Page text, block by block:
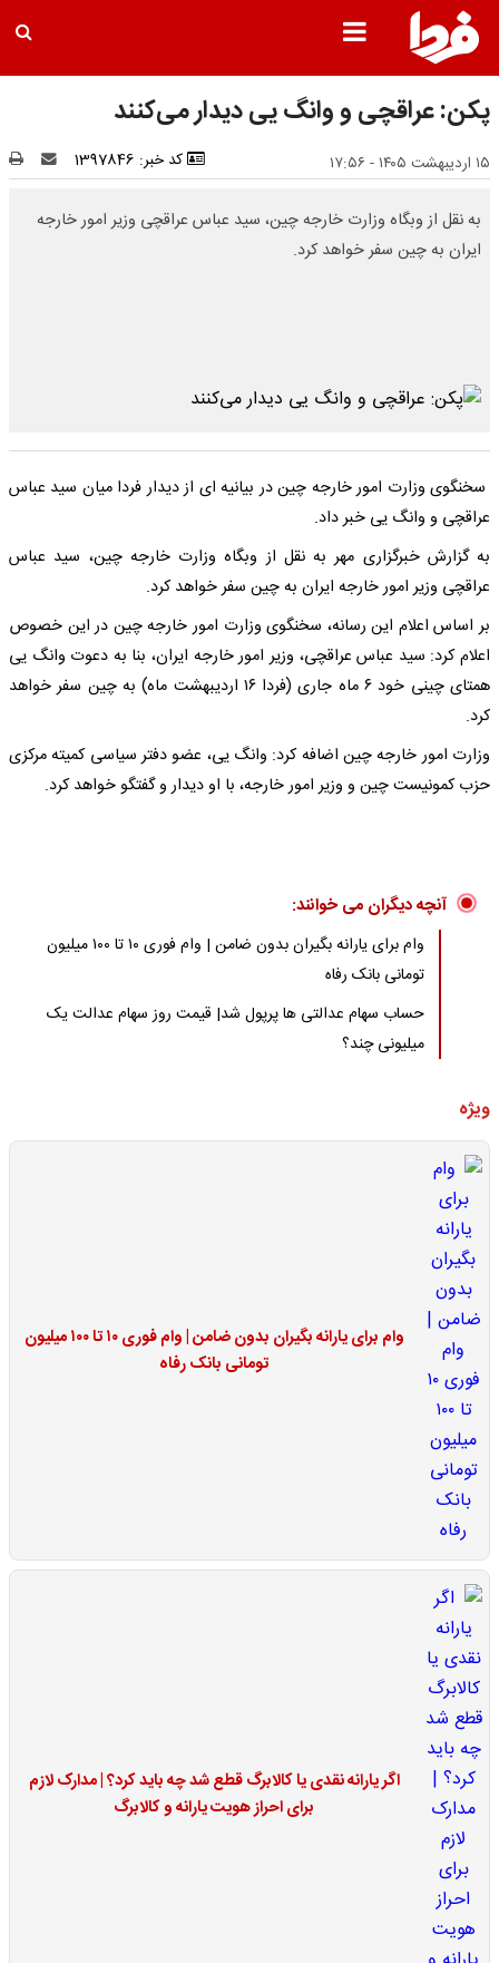
پکن: عراقچی و وانگ یی دیدار می‌کنند
۱۵ اردیبهشت ۱۴۰۵ - ۱۷:۵۶ کد خبر: 1397846
به نقل از وبگاه وزارت خارجه چین، سید عباس عراقچی وزیر امور خارجه
ایران به چین سفر خواهد کرد.
سخنگوی وزارت امور خارجه چین در بیانیه ای از دیدار فردا میان سید عباس
عراقچی و وانگ یی خبر داد.
به گزارش خبرگزاری مهر به نقل از وبگاه وزارت خارجه چین، سید عباس
عراقچی وزیر امور خارجه ایران به چین سفر خواهد کرد.
بر اساس اعلام این رسانه، سخنگوی وزارت امور خارجه چین در این خصوص
اعلام کرد: سید عباس عراقچی، وزیر امور خارجه ایران، بنا به دعوت وانگ یی
همتای چینی خود ۶ ماه جاری (فردا ۱۶ اردیبهشت ماه) به چین سفر خواهد
کرد.
وزارت امور خارجه چین اضافه کرد: وانگ یی، عضو دفتر سیاسی کمیته مرکزی
حزب کمونیست چین و وزیر امور خارجه، با او دیدار و گفتگو خواهد کرد.
آنچه دیگران می خوانند:
وام برای یارانه بگیران بدون ضامن | وام فوری ۱۰ تا ۱۰۰ میلیون
تومانی بانک رفاه
حساب سهام عدالتی ها پرپول شد| قیمت روز سهام عدالت یک
میلیونی چند؟
ویژه
وام برای یارانه بگیران بدون ضامن | وام فوری ۱۰ تا ۱۰۰ میلیون
تومانی بانک رفاه
اگر یارانه نقدی یا کالابرگ قطع شد چه باید کرد؟ | مدارک لازم
برای احراز هویت یارانه و کالابرگ